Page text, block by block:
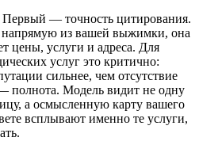
— точность цитирования.
напрямую из вашей выжимки, она
цены, услуги и адреса. Для
услуг это критично:
сильнее, чем отсутствие
полнота. Модель видит не одну
а осмысленную карту вашего
всплывают именно те услуги,